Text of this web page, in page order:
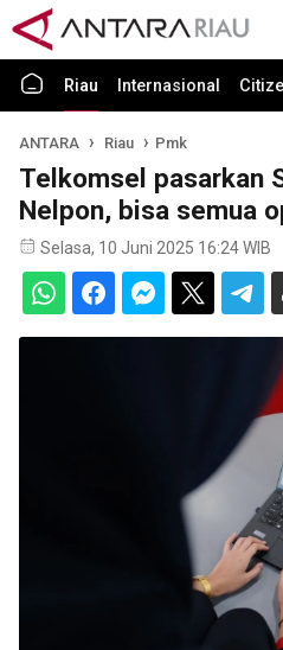
Riau Internasional
ANTARA Riau Pmk
Telkomsel pasarkan
Nelpon, bisa semua
Selasa, 10 Juni 2025 16:24 WIB